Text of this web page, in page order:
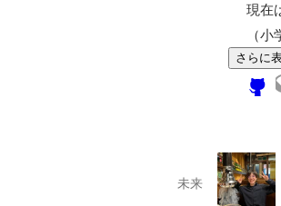
現在
（小
さらに
未来